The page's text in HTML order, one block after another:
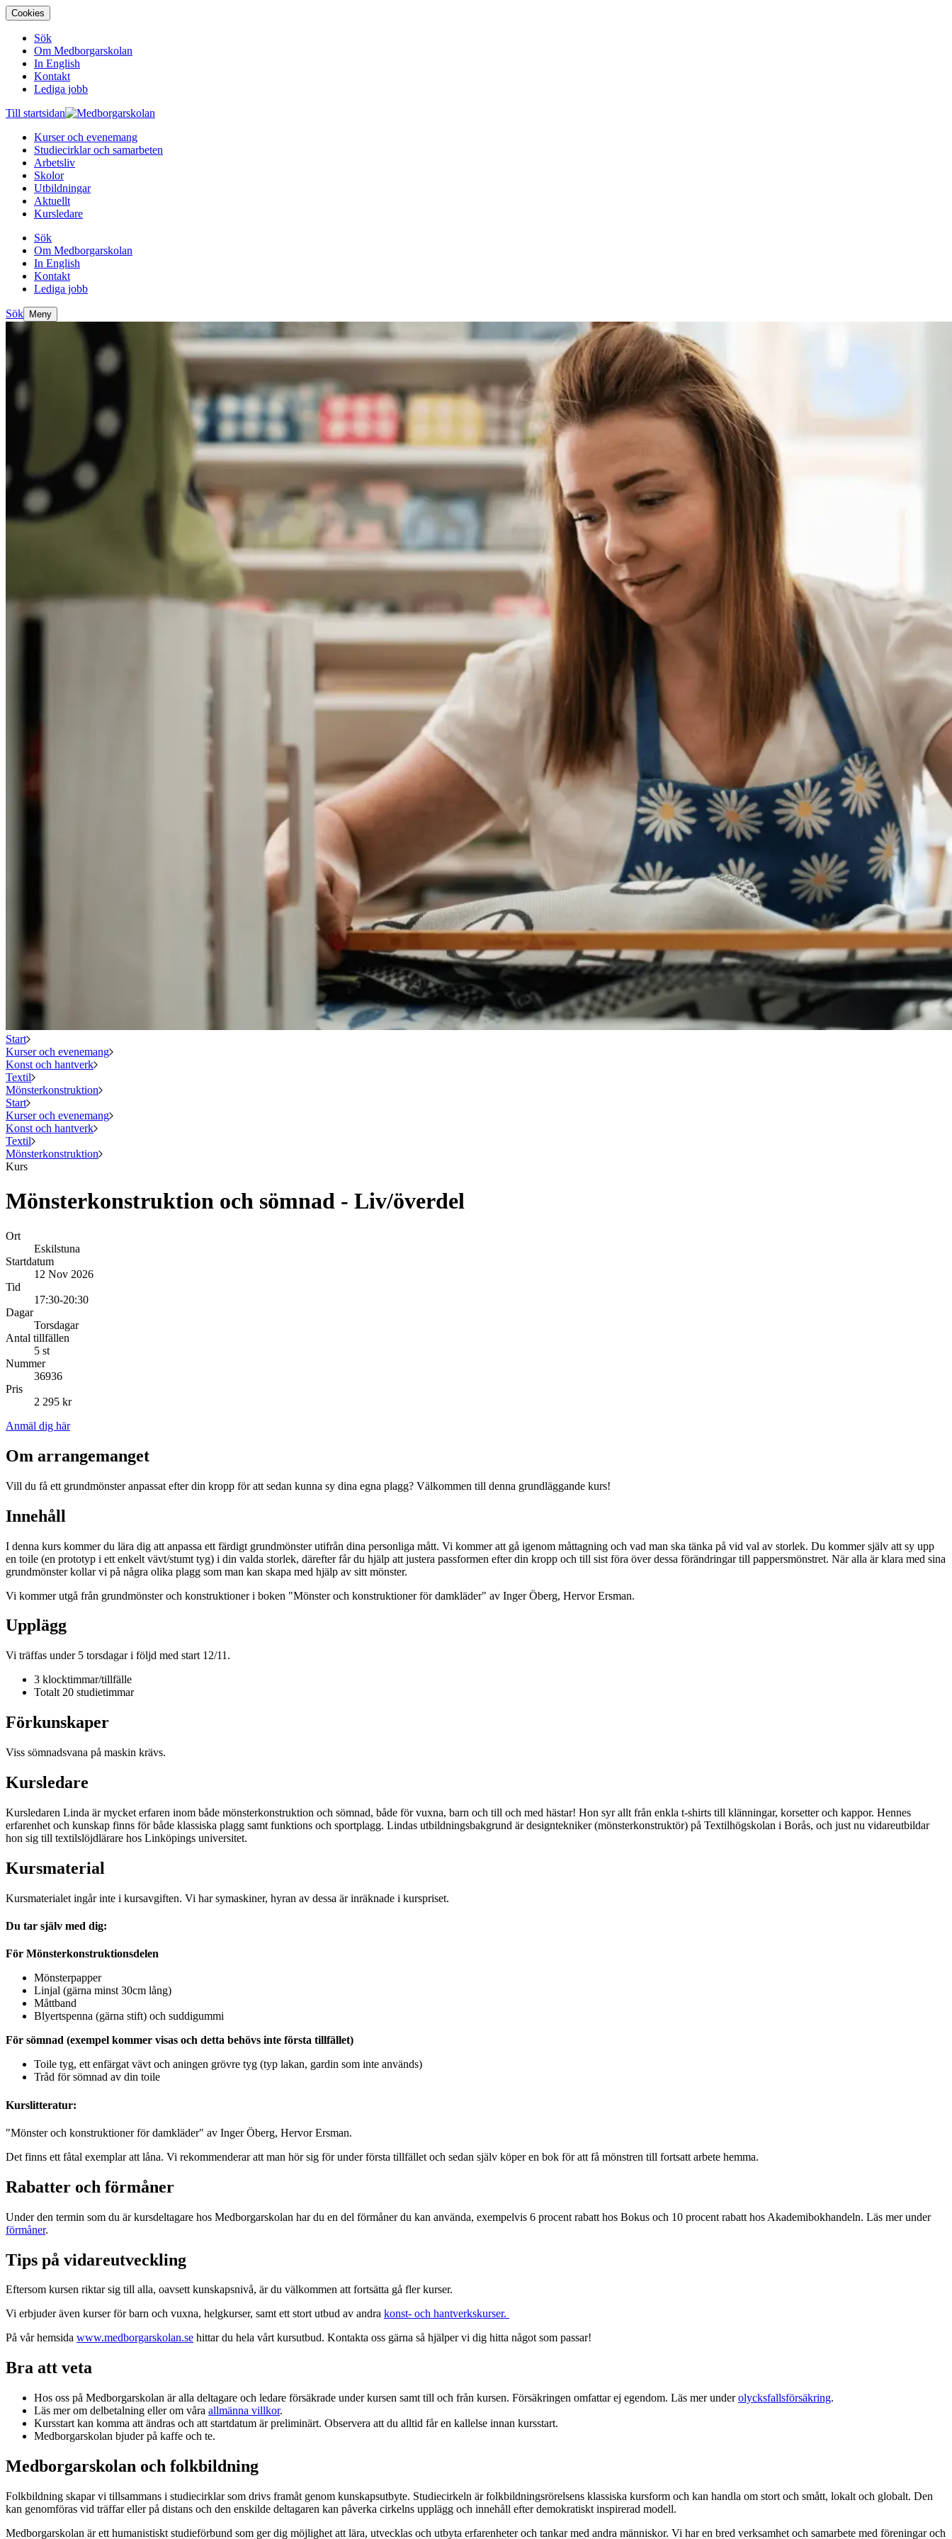
Cookies
Sök
Om Medborgarskolan
In English
Kontakt
Lediga jobb
Till startsidan
Kurser och evenemang
Studiecirklar och samarbeten
Arbetsliv
Skolor
Utbildningar
Aktuellt
Kursledare
Sök
Om Medborgarskolan
In English
Kontakt
Lediga jobb
Sök Meny
Start
Kurser och evenemang
Konst och hantverk
Textil
Mönsterkonstruktion
Start
Kurser och evenemang
Konst och hantverk
Textil
Mönsterkonstruktion
Kurs
Mönsterkonstruktion och sömnad - Liv/överdel
Ort
Eskilstuna
Startdatum
12 Nov 2026
Tid
17:30-20:30
Dagar
Torsdagar
Antal tillfällen
5 st
Nummer
36936
Pris
2 295 kr
Anmäl dig här
Om arrangemanget
Vill du få ett grundmönster anpassat efter din kropp för att sedan kunna sy dina egna plagg? Välkommen till denna grundläggande kurs!
Innehåll
I denna kurs kommer du lära dig att anpassa ett färdigt grundmönster utifrån dina personliga mått. Vi kommer att gå igenom måttagning och vad man ska tänka på vid val av storlek. Du kommer själv att sy upp
en toile (en prototyp i ett enkelt vävt/stumt tyg) i din valda storlek, därefter får du hjälp att justera passformen efter din kropp och till sist föra över dessa förändringar till pappersmönstret. När alla är klara med sina
grundmönster kollar vi på några olika plagg som man kan skapa med hjälp av sitt mönster.
Vi kommer utgå från grundmönster och konstruktioner i boken "Mönster och konstruktioner för damkläder" av Inger Öberg, Hervor Ersman.
Upplägg
Vi träffas under 5 torsdagar i följd med start 12/11.
3 klocktimmar/tillfälle
Totalt 20 studietimmar
Förkunskaper
Viss sömnadsvana på maskin krävs.
Kursledare
Kursledaren Linda är mycket erfaren inom både mönsterkonstruktion och sömnad, både för vuxna, barn och till och med hästar! Hon syr allt från enkla t‐shirts till klänningar, korsetter och kappor. Hennes
erfarenhet och kunskap finns för både klassiska plagg samt funktions och sportplagg. Lindas utbildningsbakgrund är designtekniker (mönsterkonstruktör) på Textilhögskolan i Borås, och just nu vidareutbildar
hon sig till textilslöjdlärare hos Linköpings universitet.
Kursmaterial
Kursmaterialet ingår inte i kursavgiften. Vi har symaskiner, hyran av dessa är inräknade i kurspriset.
Du tar själv med dig:
För Mönsterkonstruktionsdelen
Mönsterpapper
Linjal (gärna minst 30cm lång)
Måttband
Blyertspenna (gärna stift) och suddigummi
För sömnad (exempel kommer visas och detta behövs inte första tillfället)
Toile tyg, ett enfärgat vävt och aningen grövre tyg (typ lakan, gardin som inte används)
Tråd för sömnad av din toile
Kurslitteratur:
"Mönster och konstruktioner för damkläder" av Inger Öberg, Hervor Ersman.
Det finns ett fåtal exemplar att låna. Vi rekommenderar att man hör sig för under första tillfället och sedan själv köper en bok för att få mönstren till fortsatt arbete hemma.
Rabatter och förmåner
Under den termin som du är kursdeltagare hos Medborgarskolan har du en del förmåner du kan använda, exempelvis 6 procent rabatt hos Bokus och 10 procent rabatt hos Akademibokhandeln. Läs mer under
förmåner.
Tips på vidareutveckling
Eftersom kursen riktar sig till alla, oavsett kunskapsnivå, är du välkommen att fortsätta gå fler kurser.
Vi erbjuder även kurser för barn och vuxna, helgkurser, samt ett stort utbud av andra konst- och hantverkskurser.
På vår hemsida www.medborgarskolan.se hittar du hela vårt kursutbud. Kontakta oss gärna så hjälper vi dig hitta något som passar!
Bra att veta
Hos oss på Medborgarskolan är alla deltagare och ledare försäkrade under kursen samt till och från kursen. Försäkringen omfattar ej egendom. Läs mer underolycksfallsförsäkring.
Läs mer om delbetalning eller om våra allmänna villkor.
Kursstart kan komma att ändras och att startdatum är preliminärt. Observera att du alltid får en kallelse innan kursstart.
Medborgarskolan bjuder på kaffe och te.
Medborgarskolan och folkbildning
Folkbildning skapar vi tillsammans i studiecirklar som drivs framåt genom kunskapsutbyte. Studiecirkeln är folkbildningsrörelsens klassiska kursform och kan handla om stort och smått, lokalt och globalt. Den
kan genomföras vid träffar eller på distans och den enskilde deltagaren kan påverka cirkelns upplägg och innehåll efter demokratiskt inspirerad modell.
Medborgarskolan är ett humanistiskt studieförbund som ger dig möjlighet att lära, utvecklas och utbyta erfarenheter och tankar med andra människor. Vi har en bred verksamhet och samarbete med föreningar och